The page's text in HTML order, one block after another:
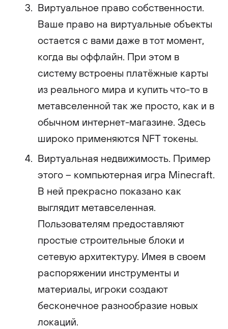
Виртуальное право собственности.
Ваше право на виртуальные объекты
остается с вами даже в тот момент,
когда вы оффлайн. При этом в
систему встроены платёжные карты
из реального мира и купить что-то в
метавселенной так же просто, как и в
обычном интернет-магазине. Здесь
широко применяются NFT токены.
Виртуальная недвижимость. Пример
этого – компьютерная игра Minecraft.
В ней прекрасно показано как
выглядит метавселенная.
Пользователям предоставляют
простые строительные блоки и
сетевую архитектуру. Имея в своем
распоряжении инструменты и
материалы, игроки создают
бесконечное разнообразие новых
локаций.